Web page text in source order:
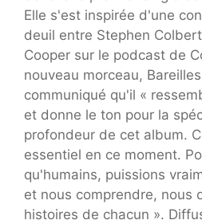
Elle s'est inspirée d'une
deuil entre Stephen
Cooper sur le podcast de
nouveau morceau,
communiqué qu'il «
et donne le ton pour la
profondeur de cet album.
essentiel en ce moment.
qu'humains, puissions
et nous comprendre, nous
histoires de chacun ».